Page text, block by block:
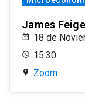
James
18 de
15:30
Zoom